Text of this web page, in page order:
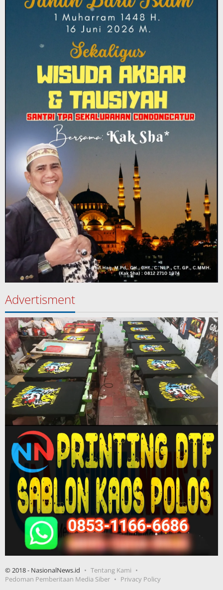
Advertisment
© 2018 - NasionalNews.id
Tentang Kami
Pedoman Pemberitaan Media Siber
Privacy Policy